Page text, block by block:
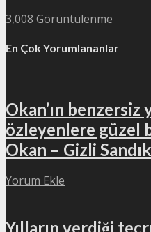
3,008 Görüntülenme
En Çok Yorumlananlar
Okan’ın benzersiz
özleyenlere güzel
Okan – Gizli
Yorum Ekle
Yılların verdiği